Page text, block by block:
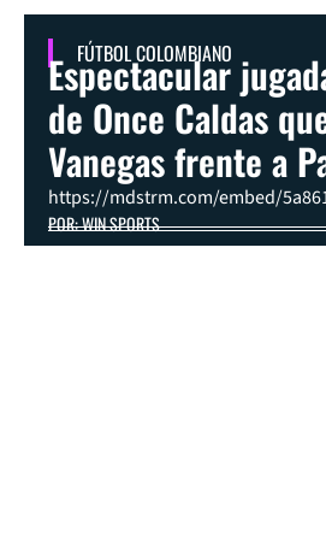
FÚTBOL COLOMBIANO
Espectacular
de Once Caldas
Vanegas frente a
https://mdstrm.com/embed/
POR: WIN SPORTS